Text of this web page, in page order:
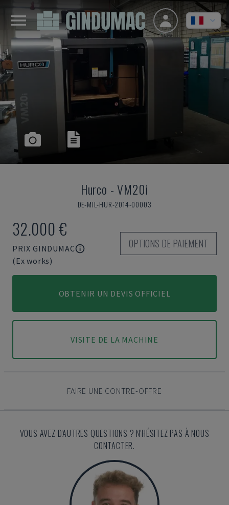
Hurco -VM20i
DE-MIL-HUR-2014-00003
32.000 €
PRIX GINDUMAC
(Ex works)
OPTIONS DE PAIEMENT
OBTENIR UN DEVIS OFFICIEL
VISITE DE LA MACHINE
FAIRE UNE CONTRE-OFFRE
VOUS AVEZ D'AUTRES QUESTIONS ? N'HÉSITEZ PAS À NOUS
CONTACTER.